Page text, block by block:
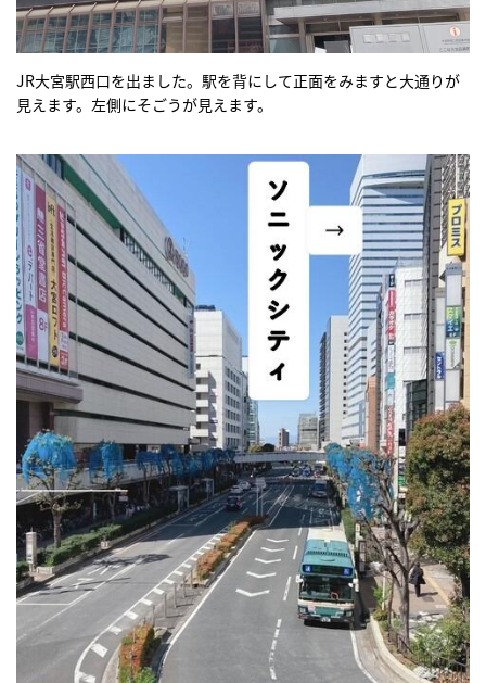
JR大宮駅西口を出ました。駅を背にして正面をみますと大通りが
見えます。左側にそごうが見えます。